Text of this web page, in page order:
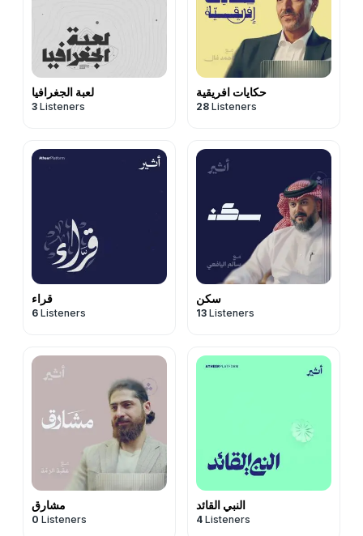
لعبة الجغرافيا
3 Listeners
حكايات افريقية
28 Listeners
قراء
6 Listeners
سكن
13 Listeners
مشارق
0 Listeners
النبي القائد
4 Listeners